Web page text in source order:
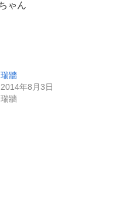
ゃん
瑞牆
2014年8月3日
瑞牆